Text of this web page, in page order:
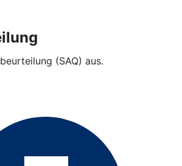
(SAQ) aus.